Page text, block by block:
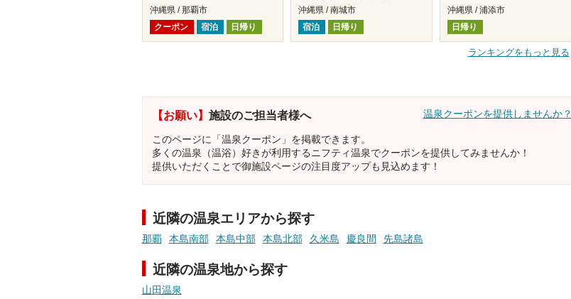
沖縄県 / 那覇市
クーポン
宿泊 日帰り
沖縄県 / 南城市
宿泊
日帰り
沖縄県 / 浦添市
日帰り
ランキングをもっと見る
【お願い】 施設のご担当者様へ 温泉クーポンを提供しませんか？
このページに「温泉クーポン」を掲載できます。
多くの温泉（温浴）好きが利用するニフティ温泉でクーポンを提供してみませんか！
提供いただくことで御施設ページの注目度アップも見込めます！
近隣の温泉エリアから探す
那覇 本島南部 本島中部 本島北部 久米島 慶良間 先島諸島
近隣の温泉地から探す
山田温泉